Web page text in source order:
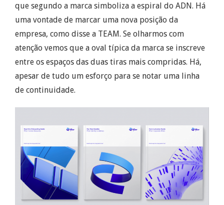
que segundo a marca simboliza a espiral do ADN. Há
uma vontade de marcar uma nova posição da
empresa, como disse a TEAM. Se olharmos com
atenção vemos que a oval típica da marca se inscreve
entre os espaços das duas tiras mais compridas. Há,
apesar de tudo um esforço para se notar uma linha
de continuidade.